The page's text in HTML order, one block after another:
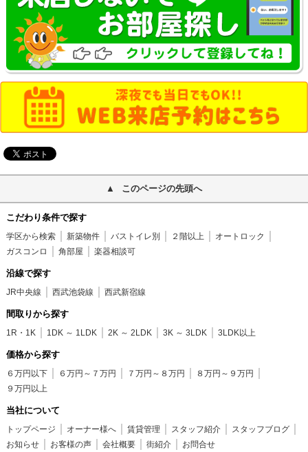
このページの先頭へ
こだわり条件で探す
学区から検索 新築物件 バストイレ別 ２階以上
オートロック
ガスコンロ
角部屋 楽器相談可
沿線で探す
JR中央線 西武池袋線 西武新宿線
間取りから探す
1R・1K 1DK ～ 1LDK 2K ～ 2LDK 3K ～ 3LDK 3LDK以上
価格から探す
６万円以下 ６万円～７万円 ７万円～８万円
８万円～９万円
９万円以上
当社について
トップページ オーナー様へ 賃貸管理 スタッフ紹介
スタッフブログ
お知らせ
お客様の声 会社概要 街紹介 お問合せ